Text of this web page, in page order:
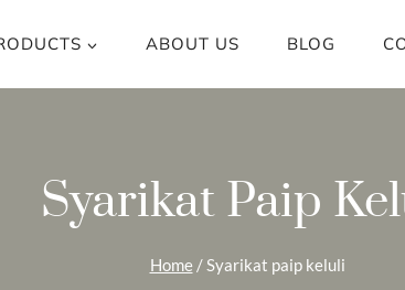
ABOUT US BLOG
Syarikat Paip
Home /Syarikat paip keluli